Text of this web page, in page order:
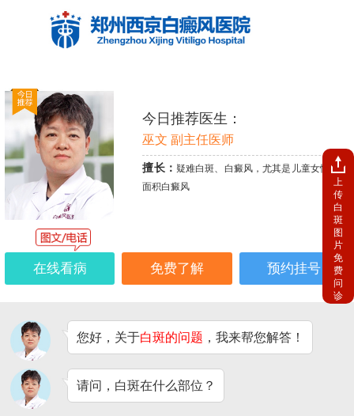
今日推荐医生：
巫文 副主任医师
擅长： 疑难白斑、白癜风，尤其是儿童女性、大
面积白癜风
在线看病 免费了解 预约挂号
您好，关于白斑的问题 ，我来帮您解答！
请问，白斑在什么部位？
上
传
白
斑
图
片
免
费
问
诊